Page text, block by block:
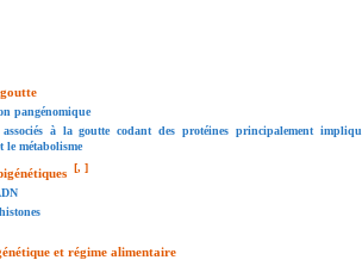
goutte
pangénomique
associés à la goutte codant des protéines principalement
le métabolisme
[, ]
et régime alimentaire